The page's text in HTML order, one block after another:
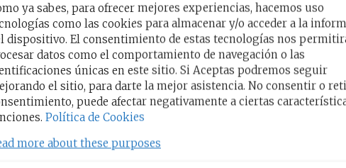
ya sabes, para ofrecer mejores experiencias, hacemos uso
como las cookies para almacenar y/o acceder a la
dispositivo. El consentimiento de estas tecnologías nos
datos como el comportamiento de navegación o las
únicas en este sitio. Si Aceptas podremos seguir
el sitio, para darte la mejor asistencia. No consentir o
puede afectar negativamente a ciertas
Política de Cookies
more about these purposes
en el consulado en Boston,
deLunes a Viernes de 7:30 am a 1:30 pm.
tu Cita Online
para ir al Sitio Oficial, recuerde que la
días viernes 7:30 am, excepto los días festivos: